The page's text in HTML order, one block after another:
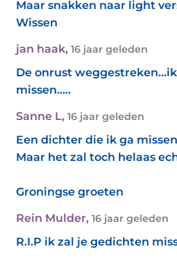
Maar snakken naar light
Wissen
jan haak, 16 jaar geleden
De onrust
missen.....
Sanne L, 16 jaar geleden
Een dichter die ik ga
Maar het zal toch helaas
Groningse groeten
Rein Mulder, 16 jaar geleden
R.I.P ik zal je gedichten